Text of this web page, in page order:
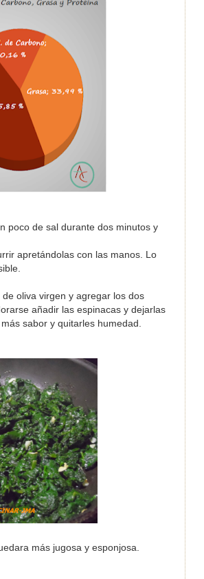
poco de sal durante dos minutos y
apretándolas con las manos. Lo
oliva virgen y agregar los dos
añadir las espinacas y dejarlas
sabor y quitarles humedad.
más jugosa y esponjosa.